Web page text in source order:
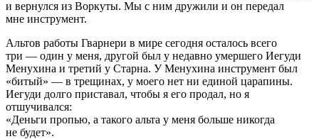
и вернулся из Воркуты. Мы с ним дружили и он передал
мне инструмент.
Альтов работы Гварнери в мире сегодня осталось всего
три — один у меня, другой был у недавно умершего Иегуди
Менухина и третий у Старна. У Менухина инструмент был
«битый» — в трещинах, у моего нет ни единой царапины.
Иегуди долго приставал, чтобы я его продал, но я
отшучивался:
«Деньги пропью, а такого альта у меня больше никогда
не будет».